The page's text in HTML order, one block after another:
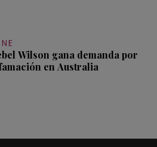
Wilson gana demanda por
en Australia